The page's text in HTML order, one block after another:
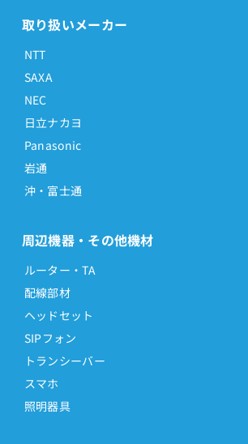
取り扱いメーカー
NTT
SAXA
NEC
日立ナカヨ
Panasonic
岩通
沖・富士通
周辺機器・その他機材
ルーター・TA
配線部材
ヘッドセット
SIPフォン
トランシーバー
スマホ
照明器具